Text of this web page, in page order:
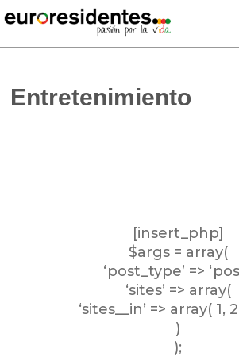
Entretenimiento
[insert_php]
$args = array(
‘post_type’ =>
‘sites’ => array(
‘sites__in’ => array( 1,
)
);